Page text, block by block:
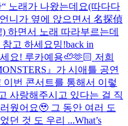
노래가 나왔는데요(따다다
니가 옆에 앉으면서 名探偵
하면서 노래 따라부르는데
고 하세요밍!back in
요! 루카예용🦥🫶🏻 저희
』가 시애틀 공연
번 콘서트를 통해서 이렇
사랑해주시고 있다는 걸 직
웠어요🥹 그 동안 여러 도
던 것 도 우리 ...What’s